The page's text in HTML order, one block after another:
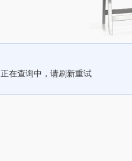
正在查询中，请刷新重试